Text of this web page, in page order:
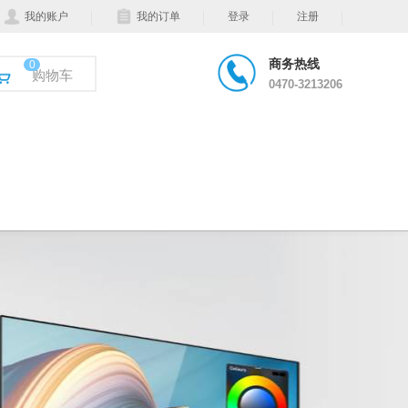
我的账户 我的订单 登录 注册
购物车
0 商务热线
0470-3213206